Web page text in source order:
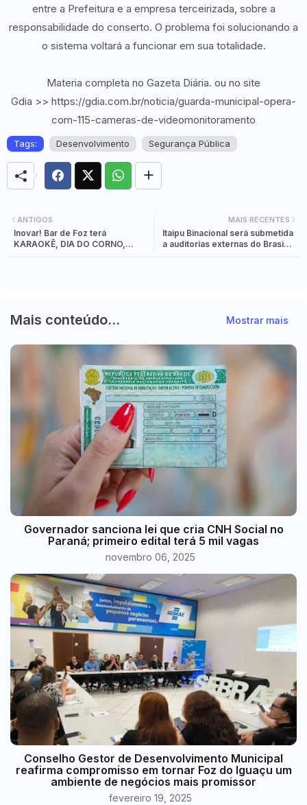
entre a Prefeitura e a empresa terceirizada, sobre a
responsabilidade do conserto. O problema foi solucionando a
o sistema voltará a funcionar em sua totalidade.
Materia completa no Gazeta Diária. ou no site
Gdia >> https://gdia.com.br/noticia/guarda-municipal-opera-
com-115-cameras-de-videomonitoramento
Tags: Desenvolvimento Segurança Pública
MAIS RECENTES
Itaipu Binacional será submetida
a auditorias externas do Brasil e
ANTIGOS
Inovar! Bar de Foz terá
KARAOKÊ, DIA DO CORNO,
Mais conteúdo... Mostrar mais
Governador sanciona lei que cria CNH Social no
Paraná; primeiro edital terá 5 mil vagas
novembro 06, 2025
Conselho Gestor de Desenvolvimento Municipal
reafirma compromisso em tornar Foz do Iguaçu um
ambiente de negócios mais promissor
fevereiro 19, 2025